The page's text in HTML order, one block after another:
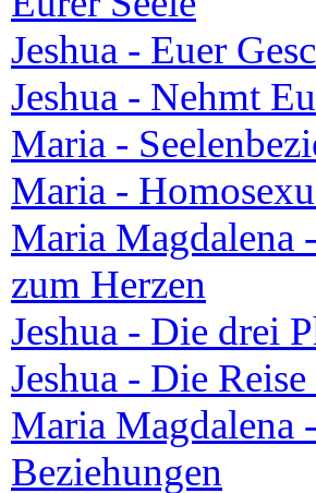
Jeshua - Euer
Jeshua - Nehmt
Maria -
Maria -
Maria Magdalena
zum Herzen
Jeshua - Die drei
Jeshua - Die
Maria Magdalena
Beziehungen